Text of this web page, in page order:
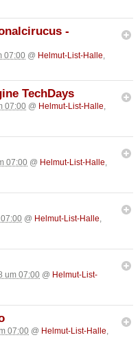
-
07:00 @ Helmut-List-Halle
TechDays
07:00 @ Helmut-List-Halle,
07:00 @ Helmut-List-Halle,
@ Helmut-List-Halle,
um 07:00 @ Helmut-List-
07:00 @ Helmut-List-Halle,